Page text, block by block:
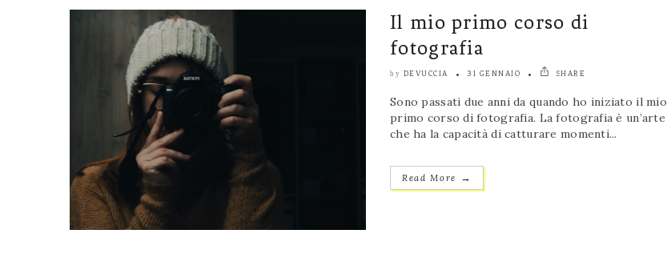
Il mio primo corso di
fotografia
by DEVUCCIA 31 GENNAIO SHARE
Sono passati due anni da quando ho iniziato il mio
primo corso di fotografia. La fotografia è un’arte
che ha la capacità di catturare momenti...
Read More →